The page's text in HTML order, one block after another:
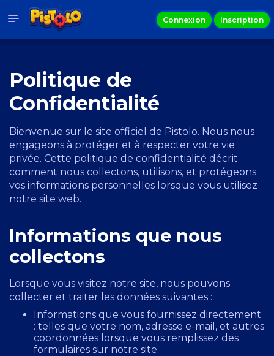
Connexion Inscription
Politique de
Confidentialité
Bienvenue sur le site officiel de Pistolo. Nous nous
engageons à protéger et à respecter votre vie
privée. Cette politique de confidentialité décrit
comment nous collectons, utilisons, et protégeons
vos informations personnelles lorsque vous utilisez
notre site web.
Informations que nous
collectons
Lorsque vous visitez notre site, nous pouvons
collecter et traiter les données suivantes :
Informations que vous fournissez directement
: telles que votre nom, adresse e-mail, et autres
coordonnées lorsque vous remplissez des
formulaires sur notre site.